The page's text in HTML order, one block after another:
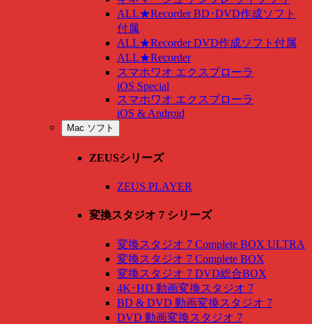
ALL★Recorder BD･DVD作成ソフト
付属
ALL★Recorder DVD作成ソフト付属
ALL★Recorder
スマホワオ エクスプローラ
iOS Special
スマホワオ エクスプローラ
iOS & Android
Mac ソフト
ZEUSシリーズ
ZEUS PLAYER
変換スタジオ 7 シリーズ
変換スタジオ 7 Complete BOX ULTRA
変換スタジオ 7 Complete BOX
変換スタジオ 7 DVD総合BOX
4K･HD 動画変換スタジオ 7
BD & DVD 動画変換スタジオ 7
DVD 動画変換スタジオ 7